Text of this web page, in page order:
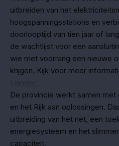
uitbreiden van het
hoogspanningsstations en
doorlooptijd van tien jaar of
de wachtlijst voor een
wie met voorrang een nieuwe
krijgen. Kijk voor meer
De provincie werkt samen
en het Rijk aan oplossingen.
uitbreiding van het net, een
energiesysteem en het
capaciteit.